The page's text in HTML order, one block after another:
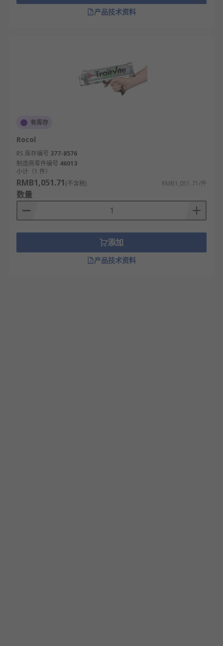
产品技术资料
有库存
Rocol
RS 库存编号 377-8576
制造商零件编号 46013
小计（1 件）
RMB1,051.71(不含税) RMB1,051.71/件
数量
添加
产品技术资料